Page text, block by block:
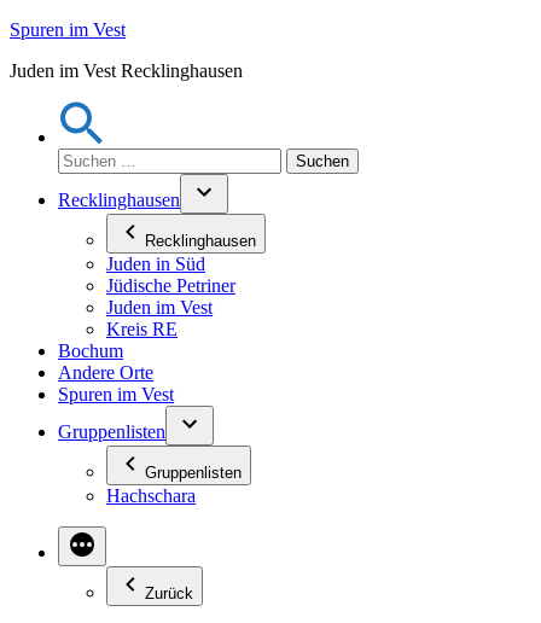
Zum
springen
Spuren im Vest
Juden im Vest Recklinghausen
Suchen
nach:
Recklinghausen
Recklinghausen
Juden in Süd
Jüdische Petriner
Juden im Vest
Kreis RE
Bochum
Andere Orte
Spuren im Vest
Gruppenlisten
Gruppenlisten
Hachschara
Zurück